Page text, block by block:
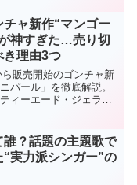
チャ新作“マンゴー
神すぎた…売り切
き理由3つ
販売開始のゴンチャ新
パール」を徹底解説。
ィーエード・ジェラッ
ドリンクです。
誰？話題の主題歌で
実力派シンガー”の